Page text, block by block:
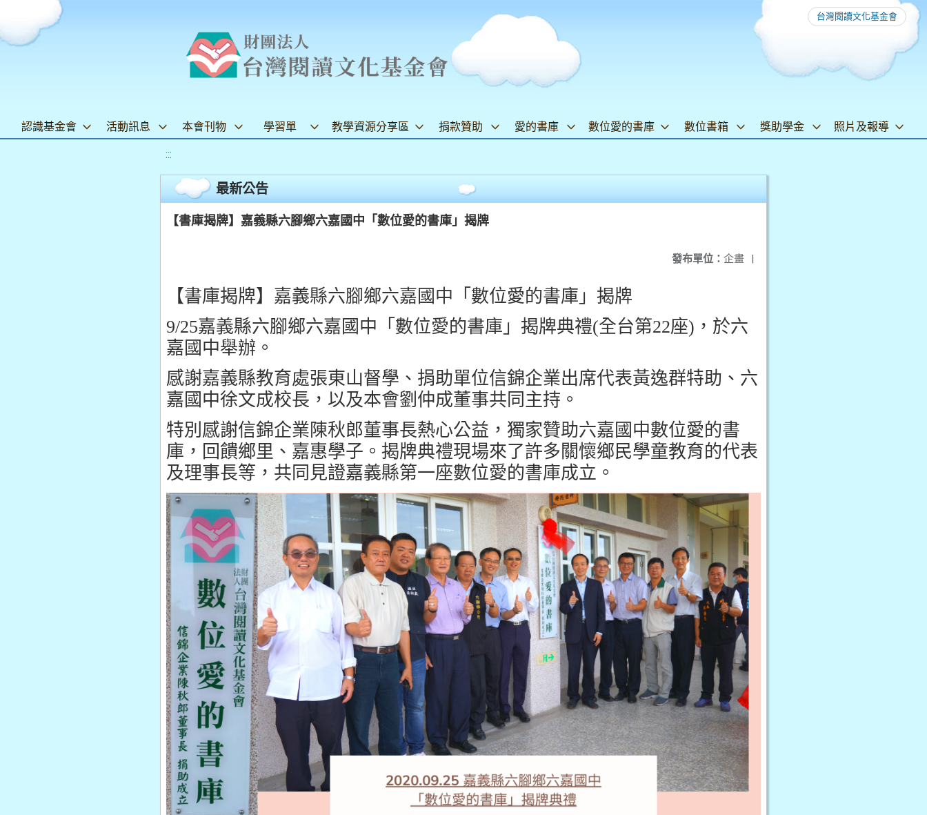
台灣閱讀文化基金會
認識基金會 活動訊息 本會刊物 學習單 教學資源分享區 捐款贊助 愛的書庫 數位愛的書庫 數位書箱 獎助學金 照片及報導
:::
最新公告
【書庫揭牌】嘉義縣六腳鄉六嘉國中「數位愛的書庫」揭牌
發布單位： 企畫 |
【書庫揭牌】嘉義縣六腳鄉六嘉國中「數位愛的書庫」揭牌
9/25嘉義縣六腳鄉六嘉國中「數位愛的書庫」揭牌典禮(全台第22座) ，於六
嘉國中舉辦。
感謝嘉義縣教育處張東山督學、捐助單位信錦企業出席代表黃逸群特助、六
嘉國中徐文成校長，以及本會劉仲成董事共同主持。
特別感謝信錦企業陳秋郎董事長熱心公益，獨家贊助六嘉國中數位愛的書
庫，回饋鄉里、嘉惠學子。揭牌典禮現場來了許多關懷鄉民學童教育的代表
及理事長等，共同見證嘉義縣第一座數位愛的書庫成立。